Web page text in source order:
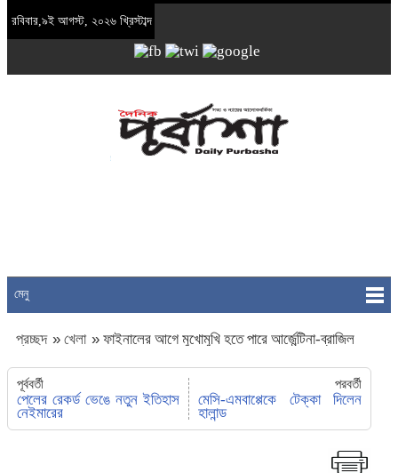
রবিবার,৯ই আগস্ট, ২০২৬ খ্রিস্টাব্দ
মেনু
প্রচ্ছদ » খেলা » ফাইনালের আগে মুখোমুখি হতে পারে আর্জেন্টিনা-ব্রাজিল
পূর্ববর্তী
পেলের রেকর্ড ভেঙে নতুন ইতিহাস
নেইমারের
পরবর্তী
মেসি-এমবাপ্পেকে টেক্কা দিলেন
হালান্ড